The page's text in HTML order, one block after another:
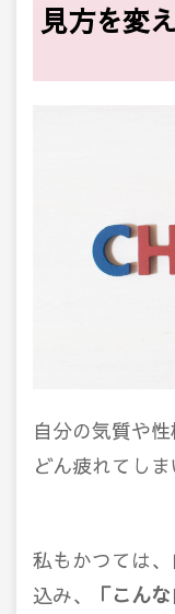
見方を変
自分の気質や
どん疲れてしま
私もかつては
込み、
「こん